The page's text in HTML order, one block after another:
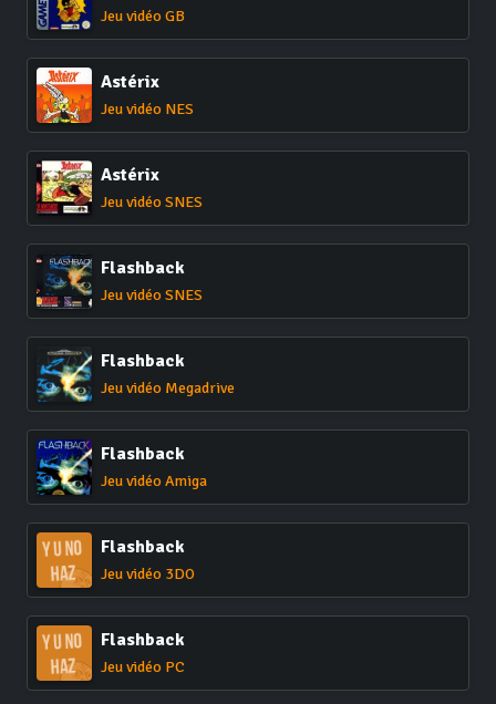
Jeu vidéo GB
Astérix
Jeu vidéo NES
Astérix
Jeu vidéo SNES
Flashback
Jeu vidéo SNES
Flashback
Jeu vidéo Megadrive
Flashback
Jeu vidéo Amiga
Flashback
Jeu vidéo 3DO
Flashback
Jeu vidéo PC